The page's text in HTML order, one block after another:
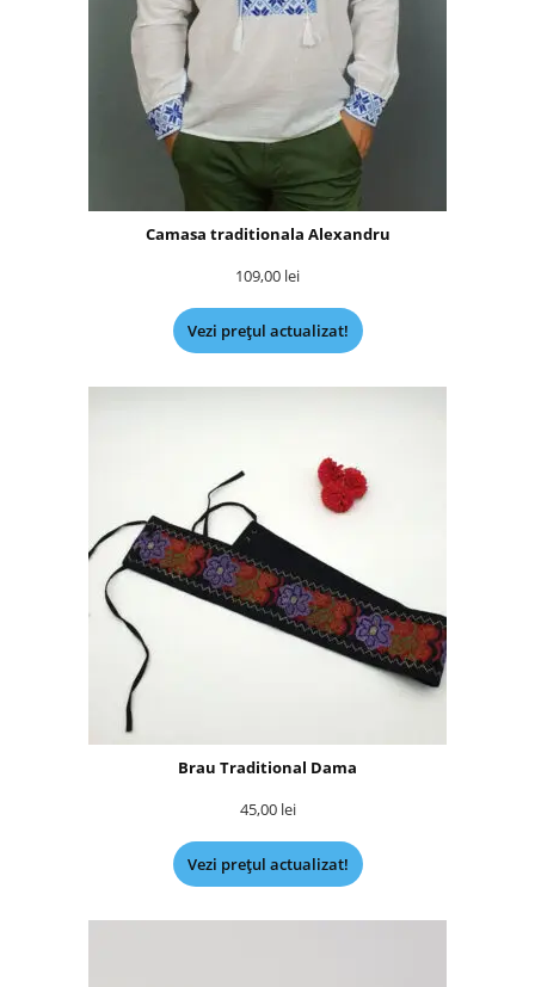
Camasa traditionala Alexandru
109,00 lei
Vezi prețul actualizat!
Brau Traditional Dama
45,00 lei
Vezi prețul actualizat!